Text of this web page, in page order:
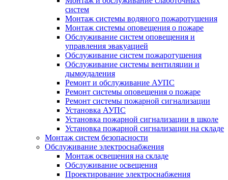
систем
Монтаж системы водяного пожаротушения
Монтаж системы оповещения о пожаре
Обслуживание систем оповещения и
управления эвакуацией
Обслуживание систем пожаротушения
Обслуживание системы вентиляции и
дымоудаления
Ремонт и обслуживание АУПС
Ремонт системы оповещения о пожаре
Ремонт системы пожарной сигнализации
Установка АУПС
Установка пожарной сигнализации в школе
Установка пожарной сигнализации на складе
Монтаж систем безопасности
Обслуживание электроснабжения
Монтаж освещения на складе
Обслуживание освещения
Проектирование электроснабжения